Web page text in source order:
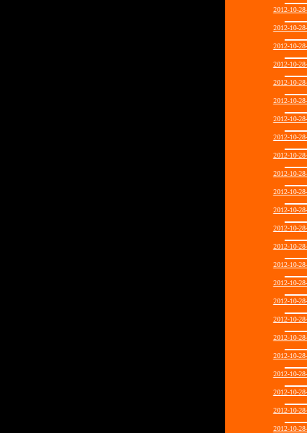
2012-10-
2012-10-
2012-10-
2012-10-
2012-10-
2012-10-
2012-10-
2012-10-
2012-10-
2012-10-
2012-10-
2012-10-
2012-10-
2012-10-
2012-10-
2012-10-
2012-10-
2012-10-
2012-10-
2012-10-
2012-10-
2012-10-
2012-10-
2012-10-